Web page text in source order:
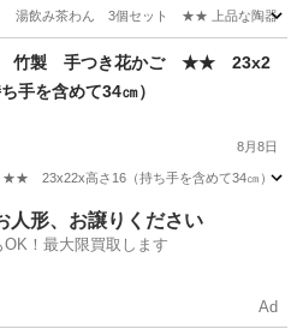
み茶わん 3個セット ★★ 上品な陶器の湯飲
食器 セット
製 手つき花かご ★★ 23x2
手を含めて34㎝）
8月8日
高さ16（持ち手を含めて34㎝） 和の
ンテリア雑貨/小物
人形、お譲りください
！最大限買取します
Ad